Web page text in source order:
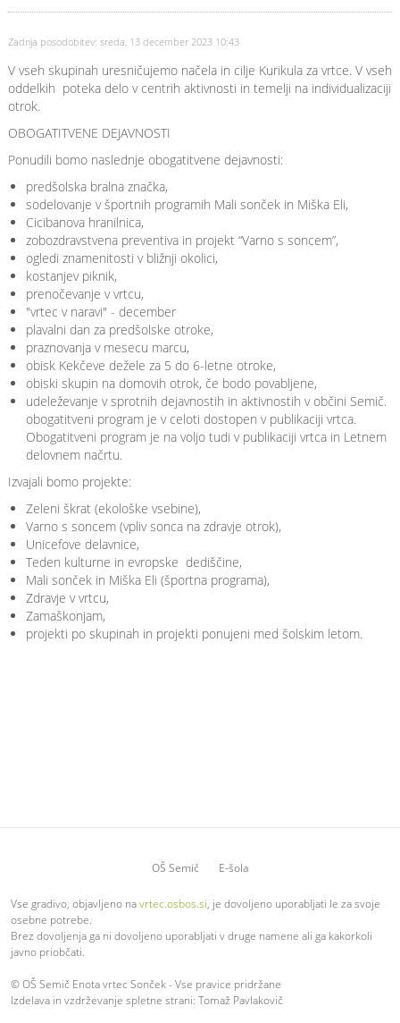
Zadnja posodobitev: sreda, 13 december 2023 10:43
V vseh skupinah uresničujemo načela in cilje Kurikula za vrtce. V vseh
oddelkih poteka delo v centrih aktivnosti in temelji na individualizaciji
otrok.
OBOGATITVENE DEJAVNOSTI
Ponudili bomo naslednje obogatitvene dejavnosti:
predšolska bralna značka,
sodelovanje v športnih programih Mali sonček in Miška Eli,
Cicibanova hranilnica,
zobozdravstvena preventiva in projekt “Varno s soncem”,
ogledi znamenitosti v bližnji okolici,
kostanjev piknik,
prenočevanje v vrtcu,
"vrtec v naravi" - december
plavalni dan za predšolske otroke,
praznovanja v mesecu marcu,
obisk Kekčeve dežele za 5 do 6-letne otroke,
obiski skupin na domovih otrok, če bodo povabljene,
udeleževanje v sprotnih dejavnostih in aktivnostih v občini Semič.
obogatitveni program je v celoti dostopen v publikaciji vrtca.
Obogatitveni program je na voljo tudi v publikaciji vrtca in Letnem
delovnem načrtu.
Izvajali bomo projekte:
Zeleni škrat (ekološke vsebine),
Varno s soncem (vpliv sonca na zdravje otrok),
Unicefove delavnice,
Teden kulturne in evropske dediščine,
Mali sonček in Miška Eli (športna programa),
Zdravje v vrtcu,
Zamaškonjam,
projekti po skupinah in projekti ponujeni med šolskim letom.
OŠ Semič E-šola
Vse gradivo, objavljeno navrtec.osbos.si, je dovoljeno uporabljati le za svoje
osebne potrebe.
Brez dovoljenja ga ni dovoljeno uporabljati v druge namene ali ga kakorkoli
javno priobčati.
© OŠ Semič Enota vrtec Sonček - Vse pravice pridržane
Izdelava in vzdrževanje spletne strani: Tomaž Pavlakovič